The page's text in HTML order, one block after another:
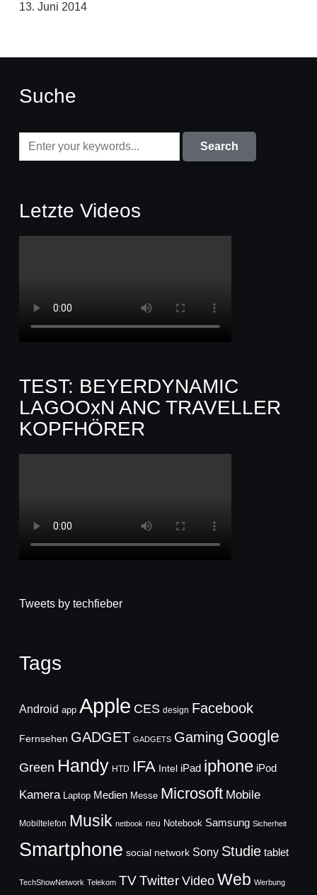
13. Juni 2014
Suche
Letzte Videos
TEST: BEYERDYNAMIC
LAGOOxN ANC TRAVELLER
KOPFHÖRER
Tweets by techfieber
Tags
Android app Apple CES design Facebook
Fernsehen GADGET GADGETS Gaming Google
Green Handy HTD IFA Intel iPad iphone iPod
Kamera Laptop Medien Messe Microsoft Mobile
Mobiltelefon Musik netbook neu Notebook Samsung Sicherheit
Smartphone social network Sony Studie tablet
TechShowNetwork Telekom TVTwitter Video Web Werbung